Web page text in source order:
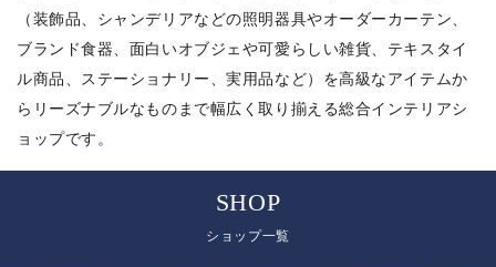
（装飾品、シャンデリアなどの照明器具やオーダーカーテン、
ブランド食器、面白いオブジェや可愛らしい雑貨、テキスタイ
ル商品、ステーショナリー、実用品など）を高級なアイテムか
らリーズナブルなものまで幅広く取り揃える総合インテリアシ
ョップです。
SHOP
ショップ一覧